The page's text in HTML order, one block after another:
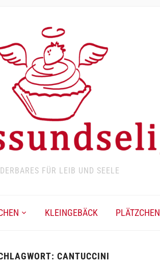
FÜR LEIB UND SEELE
KLEINGEBÄCK PLÄTZCHEN
CANTUCCINI